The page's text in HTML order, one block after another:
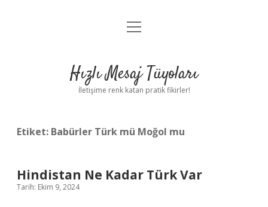
Anasayfa
Yasal Uyarı
menüyü
Hızlı Mesaj Tüyoları
İletişime renk katan pratik fikirler!
Etiket: Babürler Türk mü Moğol mu
Hindistan Ne Kadar Türk Var
Tarih: Ekim 9, 2024